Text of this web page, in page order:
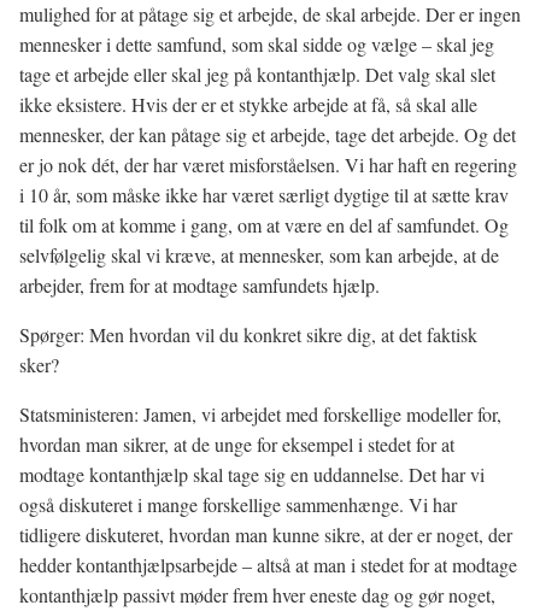
mulighed for at påtage sig et arbejde, de skal arbejde. Der er ingen
mennesker i dette samfund, som skal sidde og vælge – skal jeg
tage et arbejde eller skal jeg på kontanthjælp. Det valg skal slet
ikke eksistere. Hvis der er et stykke arbejde at få, så skal alle
mennesker, der kan påtage sig et arbejde, tage det arbejde. Og det
er jo nok dét, der har været misforståelsen. Vi har haft en regering
i 10 år, som måske ikke har været særligt dygtige til at sætte krav
til folk om at komme i gang, om at være en del af samfundet. Og
selvfølgelig skal vi kræve, at mennesker, som kan arbejde, at de
arbejder, frem for at modtage samfundets hjælp.
Spørger: Men hvordan vil du konkret sikre dig, at det faktisk
sker?
Statsministeren: Jamen, vi arbejdet med forskellige modeller for,
hvordan man sikrer, at de unge for eksempel i stedet for at
modtage kontanthjælp skal tage sig en uddannelse. Det har vi
også diskuteret i mange forskellige sammenhænge. Vi har
tidligere diskuteret, hvordan man kunne sikre, at der er noget, der
hedder kontanthjælpsarbejde – altså at man i stedet for at modtage
kontanthjælp passivt møder frem hver eneste dag og gør noget,